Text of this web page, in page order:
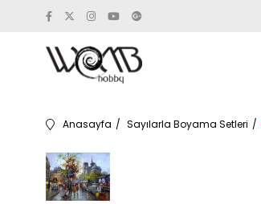
Anasayfa Sayılarla Boyama Setleri